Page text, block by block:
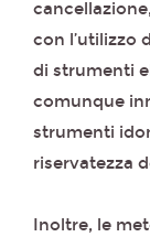
con l’utilizzo
di strumenti
comunque
strumenti
riservatezza
Inoltre, le